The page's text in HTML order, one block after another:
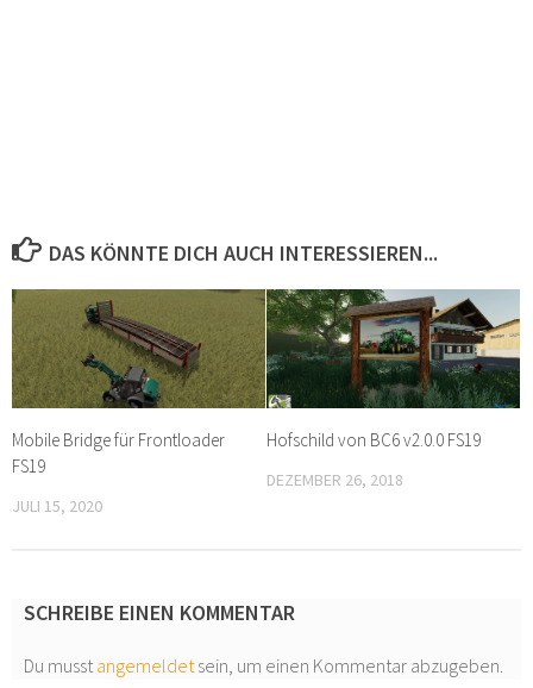
DAS KÖNNTE DICH AUCH INTERESSIEREN...
Mobile Bridge für Frontloader
FS19
JULI 15, 2020
Hofschild von BC6 v2.0.0 FS19
DEZEMBER 26, 2018
SCHREIBE EINEN KOMMENTAR
Du musstangemeldetsein, um einen Kommentar abzugeben.